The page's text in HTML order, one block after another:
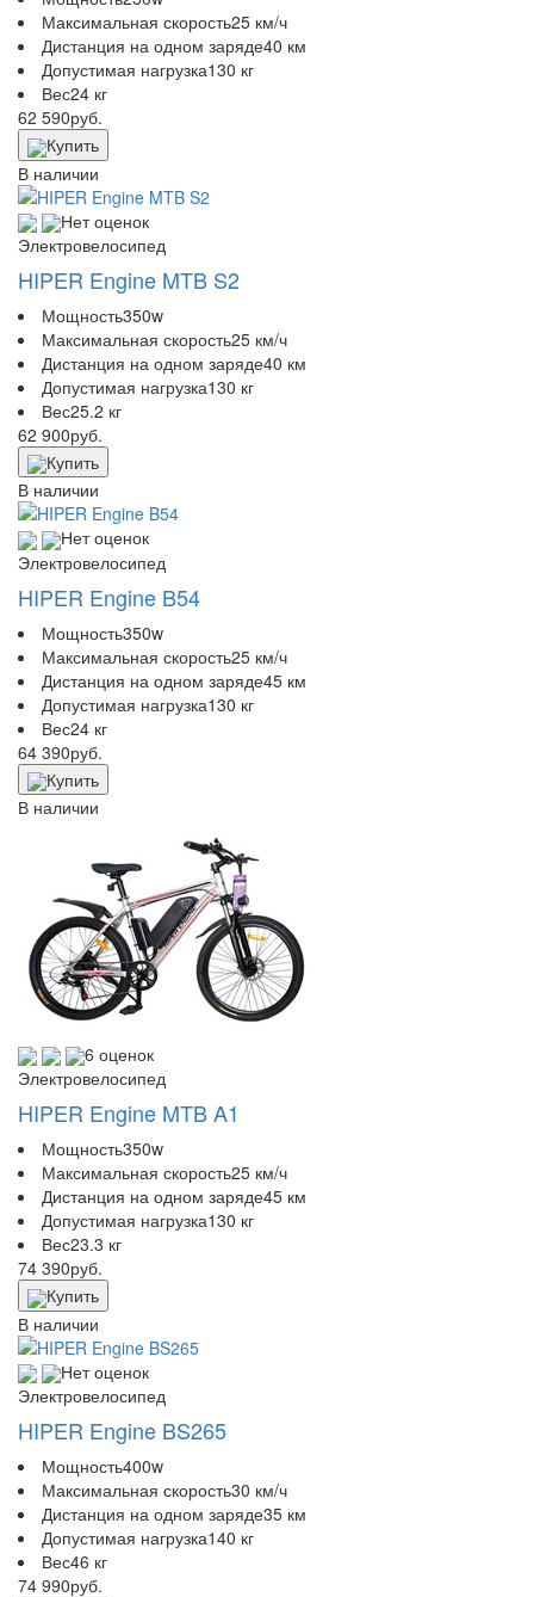
Максимальная скорость25 км/ч
Дистанция на одном заряде40 км
Допустимая нагрузка130 кг
Вес24 кг
62 590руб.
Купить
В наличии
Нет оценок
Электровелосипед
HIPER Engine MTB S2
Мощность350w
Максимальная скорость25 км/ч
Дистанция на одном заряде40 км
Допустимая нагрузка130 кг
Вес25.2 кг
62 900руб.
Купить
В наличии
Нет оценок
Электровелосипед
HIPER Engine B54
Мощность350w
Максимальная скорость25 км/ч
Дистанция на одном заряде45 км
Допустимая нагрузка130 кг
Вес24 кг
64 390руб.
Купить
В наличии
6 оценок
Электровелосипед
HIPER Engine MTB A1
Мощность350w
Максимальная скорость25 км/ч
Дистанция на одном заряде45 км
Допустимая нагрузка130 кг
Вес23.3 кг
74 390руб.
Купить
В наличии
Нет оценок
Электровелосипед
HIPER Engine BS265
Мощность400w
Максимальная скорость30 км/ч
Дистанция на одном заряде35 км
Допустимая нагрузка140 кг
Вес46 кг
74 990руб.